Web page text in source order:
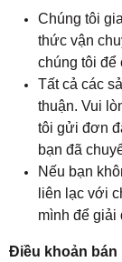
Chúng tôi
thức vận
chúng tôi để
Tất cả các
thuận. Vui
tôi gửi đơn
bạn đã
Nếu bạn
liên lạc với
mình để giải
Điều khoản bán